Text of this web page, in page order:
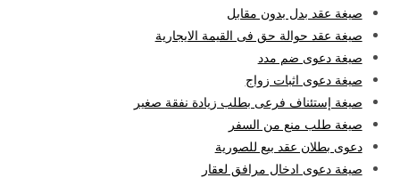
صيغة عقد بدل بدون مقابل
صيغة عقد حوالة حق فى القيمة الايجارية
صيغة دعوى ضم مدد
صيغة دعوى اثبات زواج
صيغة إستئناف فرعى بطلب زيادة نفقة صغير
صيغة طلب منع من السفر
دعوى بطلان عقد بيع للصورية
صيغة دعوى ادخال مرافق لعقار